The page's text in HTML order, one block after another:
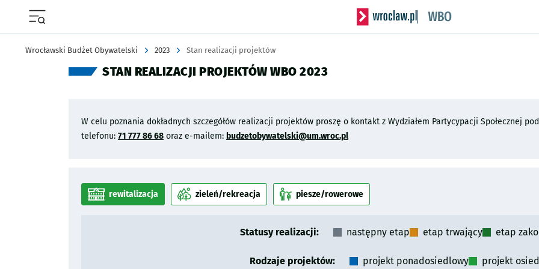
Serwis informacyjny wroclaw.pl podserwis:
Wrocławski Budżet Obywatelski 2023 Stan realizacji projektów
STAN REALIZACJI PROJEKTÓW WBO 2023
W celu poznania dokładnych szczegółów realizacji projektów proszę o kontakt z Wydziałem Partycypacji Społecznej
telefonu: 71 777 86 68 oraz e-mailem: budzetobywatelski@um.wroc.pl
kategoriarewitalizacja kategoriazieleń/rekreacja kategoria
piesze/rowerowe
Statusy realizacji: następny etap etap trwający etap
Rodzaje projektów: projekt ponadosiedlowy projekt